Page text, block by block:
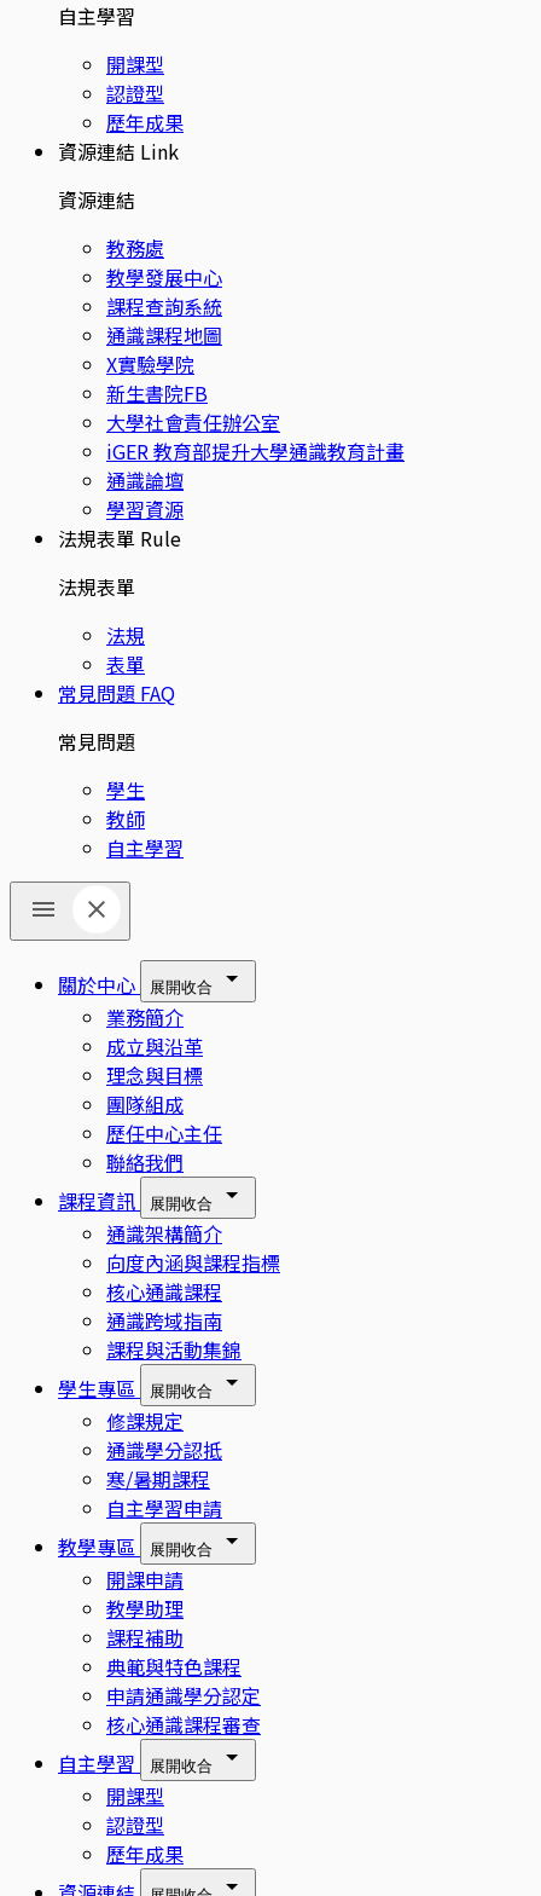
自主學習
開課型
認證型
歷年成果
資源連結 Link
資源連結
教務處
教學發展中心
課程查詢系統
通識課程地圖
X實驗學院
新生書院FB
大學社會責任辦公室
iGER 教育部提升大學通識教育計畫
通識論壇
學習資源
法規表單 Rule
法規表單
法規
表單
常見問題 FAQ
常見問題
學生
教師
自主學習
關於中心 展開收合
業務簡介
成立與沿革
理念與目標
團隊組成
歷任中心主任
聯絡我們
課程資訊
展開收合
通識架構簡介
向度內涵與課程指標
核心通識課程
通識跨域指南
課程與活動集錦
學生專區
展開收合
修課規定
通識學分認抵
寒/暑期課程
自主學習申請
教學專區
展開收合
開課申請
教學助理
課程補助
典範與特色課程
申請通識學分認定
核心通識課程審查
自主學習
展開收合
開課型
認證型
歷年成果